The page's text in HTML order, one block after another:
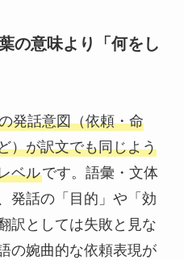
の意味より「何をし
発話意図（依頼・命
）が訳文でも同じよう
ベルです。語彙・文体
発話の「目的」や「効
訳としては失敗と見な
の婉曲的な依頼表現が